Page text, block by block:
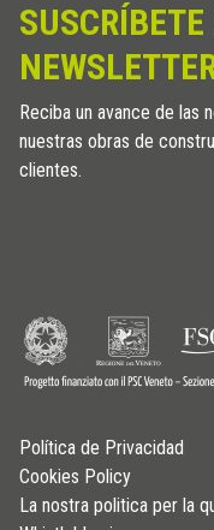
Reciba un avance de las
nuestras obras de
clientes.
Política de Privacidad
Cookies Policy
La nostra politica per la